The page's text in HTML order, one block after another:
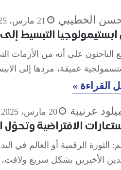
الخطيبي 21 مارس، 2025
التبسيط إلى
الباحثون على أنه من الأزمات
عميقة، مردها إلى
القراءة »
عرنيبة 20 مارس، 2025
الافتراضية وتحوّل
الثورة الرقمية أو العالم في
الأخيرين بشكل سريع